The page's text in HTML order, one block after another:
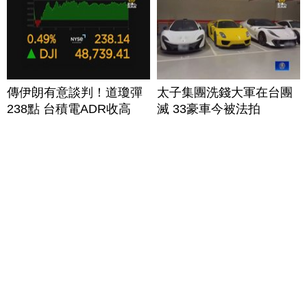
傳伊朗有意談判！道瓊彈
238點 台積電ADR收高
太子集團洗錢大軍在台團
滅 33豪車今被法拍